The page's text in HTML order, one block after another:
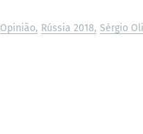
Opinião Rússia 2018 Sérgio